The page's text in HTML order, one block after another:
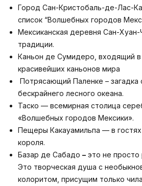
Город Сан-Кристобаль-де-Лас-
список “Волшебных городов
Мексиканская деревня Сан-
традиции.
Каньон де Сумидеро, входящий
красивейших каньонов мира
Потрясающий Паленке – загадка
бескрайнего лесного океана.
Таско — всемирная столица
«Волшебных городов Мексики».
Пещеры Какауамильпа — в
короля.
Базар де Сабадо – это не просто
Это творческая душа с
колоритом, присущим только